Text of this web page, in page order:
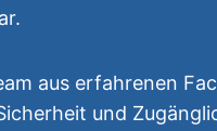
aus erfahrenen
und